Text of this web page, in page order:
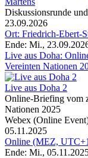
Diskussionsrunde
23.09.2026
Ort: Friedrich-Ebert-
Ende: Mi.,
Live aus Doha:
Vereinten Nationen
Live aus Doha 2
Online-Briefing vom
Nationen 2025
Webex (Online
05.11.2025
Online (MEZ,
Ende: Mi.,